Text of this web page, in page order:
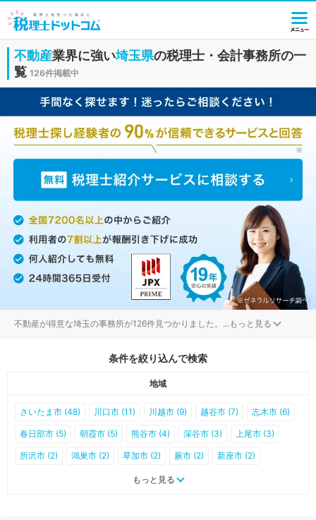
不動産業界に強い埼玉県の税理士・会計事務所の一
覧 126件掲載中
不動産が得意な埼玉の事務所が126件見つかりました。 ...もっと見る
条件を絞り込んで検索
地域
さいたま市 (48) 川口市 (11) 川越市 (9) 越谷市 (7) 志木市 (6)
春日部市 (5) 朝霞市 (5) 熊谷市 (4) 深谷市 (3) 上尾市 (3)
所沢市 (2) 鴻巣市 (2) 草加市 (2) 蕨市 (2) 新座市 (2)
秩父市 (1) 加須市 (1)
もっと見る